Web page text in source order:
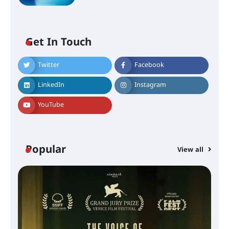
Get In Touch
Twitter Facebook
LinkedIn Instagram
YouTube
Popular View all